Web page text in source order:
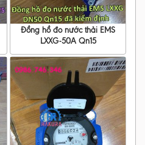
Đồng hồ đo nước thải EMS
LXXG-50A Qn15